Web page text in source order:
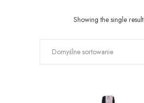
Showing the single result
Domyślne sortowanie